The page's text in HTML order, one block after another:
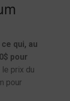
ce qui, au
pour
le prix du
pour